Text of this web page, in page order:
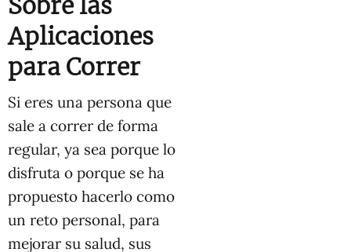
Aplicaciones
para Correr
Si eres una persona que
sale a correr de forma
regular, ya sea porque lo
disfruta o porque se ha
propuesto hacerlo como
un reto personal, para
mejorar su salud, sus